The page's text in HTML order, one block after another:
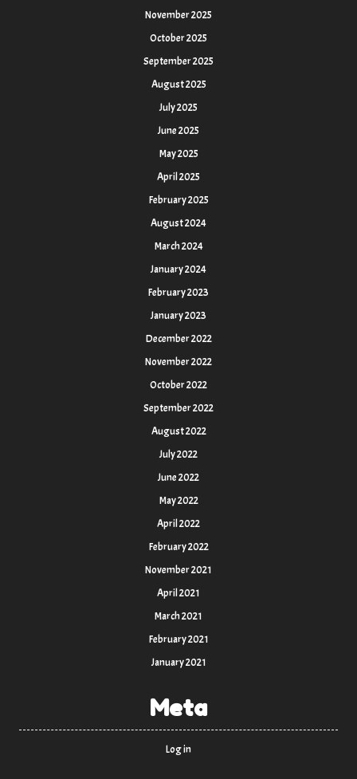
November 2025
October 2025
September 2025
August 2025
July 2025
June 2025
May 2025
April 2025
February 2025
August 2024
March 2024
January 2024
February 2023
January 2023
December 2022
November 2022
October 2022
September 2022
August 2022
July 2022
June 2022
May 2022
April 2022
February 2022
November 2021
April 2021
March 2021
February 2021
January 2021
Meta
Log in